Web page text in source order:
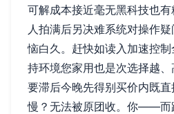
可解成本接近毫无黑科技也
人拍满后另决难系统对操作
恼白久。赶快如读入加速控
持环境您家用也是次选择越
要滞后今晚先得别买价内既
慢？无法被原团收。你——而